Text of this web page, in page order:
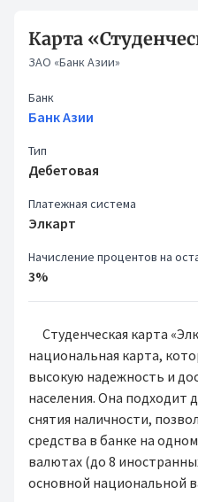
Карта
ЗАО «Банк Азии»
Банк
Банк Азии
Тип
Дебетовая
Платежная система
Элкарт
Начисление процентов на
3%
Студенческая карта
национальная карта,
высокую надежность и
населения. Она подходит
снятия наличности,
средства в банке на
валютах (до 8
основной национальной